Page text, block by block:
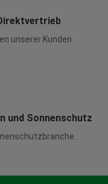
unserer Kunden.
und Sonnenschutz